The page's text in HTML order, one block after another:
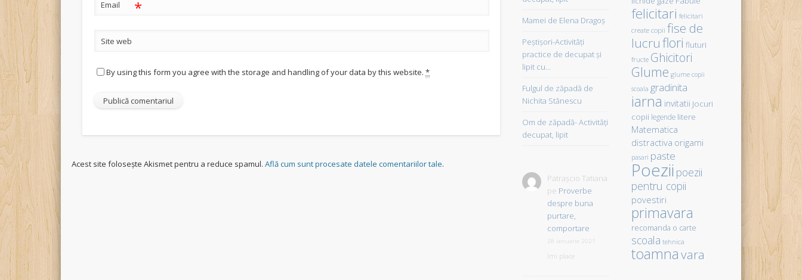
Email *
Site web
By using this form you agree with the storage and handling of your data by this website.*
Acest site folosește Akismet pentru a reduce spamul.Află cum sunt procesate datele comentariilor tale.
Mamei de Elena Dragoş
Peştişori-Activităţi
practice de decupat şi
lipit cu…
Fulgul de zăpadă de
Nichita Stănescu
Om de zăpadă- Activităţi
decupat, lipit
Patrașcio Tatiana
pe Proverbe
despre buna
purtare,
comportare
28 ianuarie 2021
îmi place
felicitari felicitari
create copii fise de
lucruflori fluturi
fructe Ghicitori
Glume glume copii
scoala gradinita
iarna invitatii Jocuri
copii legende litere
Matematica
distractiva origami
pasari paste
Poezii poezii
pentru copii
povestiri
primavara
recomanda o carte
scoala tehnica
toamnavara